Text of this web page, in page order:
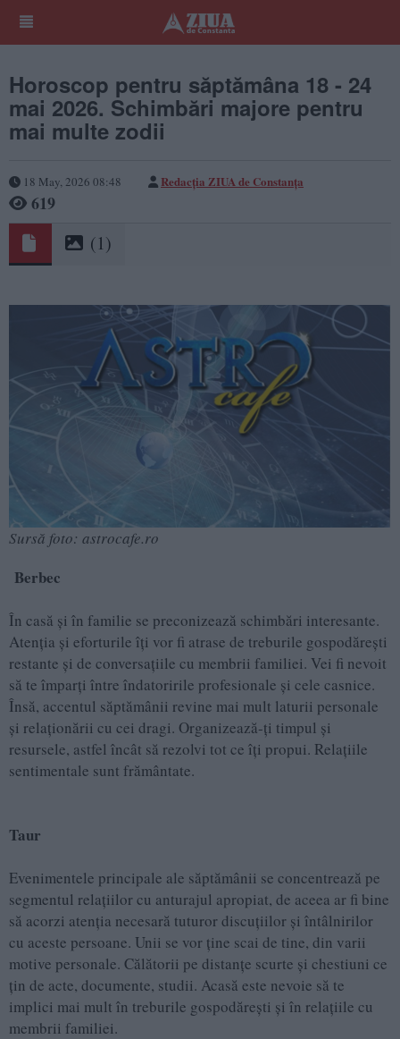
Horoscop pentru săptămâna 18 - 24
mai 2026. Schimbări majore pentru
mai multe zodii
18 May, 2026 08:48 Redacția ZIUA de Constanța
619
(1)
Sursă foto: astrocafe.ro
Berbec
În casă și în familie se preconizează schimbări interesante.
Atenția și eforturile îți vor fi atrase de treburile gospodărești
restante și de conversațiile cu membrii familiei. Vei fi nevoit
să te împarți între îndatoririle profesionale și cele casnice.
Însă, accentul săptămânii revine mai mult laturii personale
și relaționării cu cei dragi. Organizează-ți timpul și
resursele, astfel încât să rezolvi tot ce îți propui. Relațiile
sentimentale sunt frământate.
Taur
Evenimentele principale ale săptămânii se concentrează pe
segmentul relațiilor cu anturajul apropiat, de aceea ar fi bine
să acorzi atenția necesară tuturor discuțiilor și întâlnirilor
cu aceste persoane. Unii se vor ține scai de tine, din varii
motive personale. Călătorii pe distanțe scurte și chestiuni ce
țin de acte, documente, studii. Acasă este nevoie să te
implici mai mult în treburile gospodărești și în relațiile cu
membrii familiei.